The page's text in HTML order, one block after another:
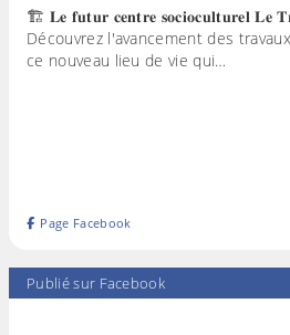
🏗️ 𝐋𝐞 𝐟𝐮𝐭𝐮𝐫 𝐜𝐞𝐧𝐭𝐫𝐞 𝐬𝐨𝐜𝐢𝐨𝐜𝐮𝐥𝐭𝐮𝐫𝐞𝐥 𝐋𝐞
Découvrez l'avancement des
ce nouveau lieu de vie qui…
Page Facebook
Publié sur Facebook